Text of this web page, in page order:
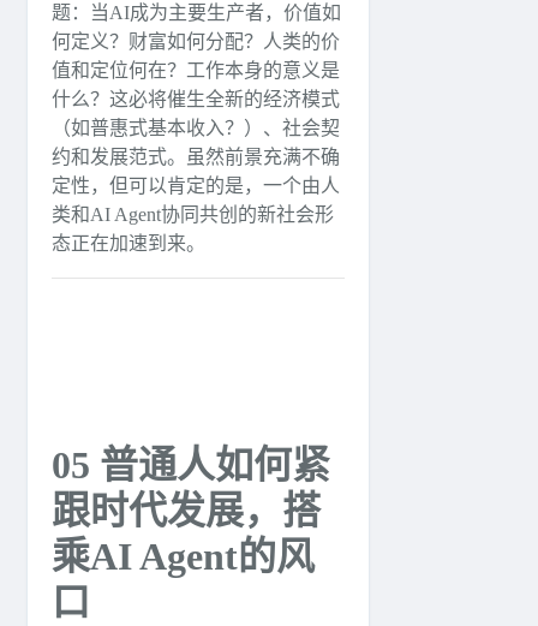
题：当AI成为主要生产者，价值如
何定义？财富如何分配？人类的价
值和定位何在？工作本身的意义是
什么？这必将催生全新的经济模式
（如普惠式基本收入？）、社会契
约和发展范式。虽然前景充满不确
定性，但可以肯定的是，一个由人
类和AI Agent协同共创的新社会形
态正在加速到来。
05 普通人如何紧
跟时代发展，搭
乘AI Agent的风
口